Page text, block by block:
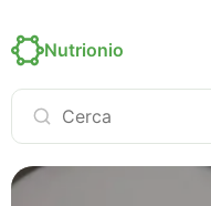
Nutrionio